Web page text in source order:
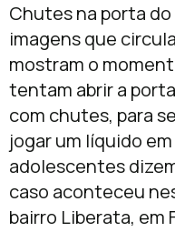
Chutes na porta
imagens que
mostram o
tentam abrir a
com chutes, para
jogar um líquido
adolescentes
caso aconteceu
bairro Liberata, em